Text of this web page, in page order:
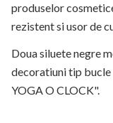
produselor
rezistent si usor de
Doua siluete negre
decoratiuni tip bucle
YOGA O CLOCK".